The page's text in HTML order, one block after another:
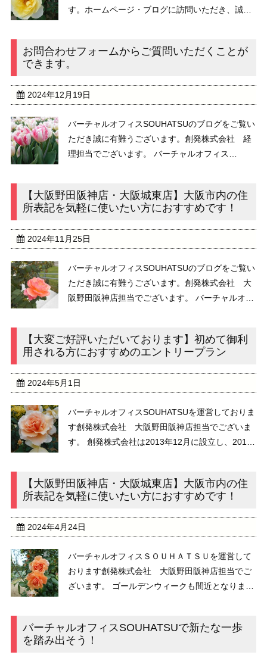
す。ホームページ・ブログに訪問いただき、誠に
ービスを提供しております。お陰様で ...
お問合わせフォームからご質問いただくことが
できます。
2024年12月19日
バーチャルオフィスSOUHATSUのブログをご覧い
ただき誠に有難うございます。創発株式会社 経
理担当でございます。 バーチャルオフィス
タンダードプラン（月額税込６，６００円）ま ...
【大阪野田阪神店・大阪城東店】大阪市内の住
所表記を気軽に使いたい方におすすめです！
2024年11月25日
バーチャルオフィスSOUHATSUのブログをご覧い
ただき誠に有難うございます。創発株式会社 大
阪野田阪神店担当でございます。 バーチャルオフ
方、主婦の方のプライベートでも気軽に ...
【大変ご好評いただいております】初めて御利
用される方におすすめのエントリープラン
2024年5月1日
バーチャルオフィスSOUHATSUを運営しておりま
す創発株式会社 大阪野田阪神店担当でございま
す。 創発株式会社は2013年12月に設立し、2014
す。誠に有難うございます。&nbs ...
【大阪野田阪神店・大阪城東店】大阪市内の住
所表記を気軽に使いたい方におすすめです！
2024年4月24日
バーチャルオフィスＳＯＵＨＡＴＳＵを運営して
おります創発株式会社 大阪野田阪神店担当でご
ざいます。 ゴールデンウィークも間近となりまし
ております大阪野田阪神店の周辺では、 ...
バーチャルオフィスSOUHATSUで新たな一歩
を踏み出そう！